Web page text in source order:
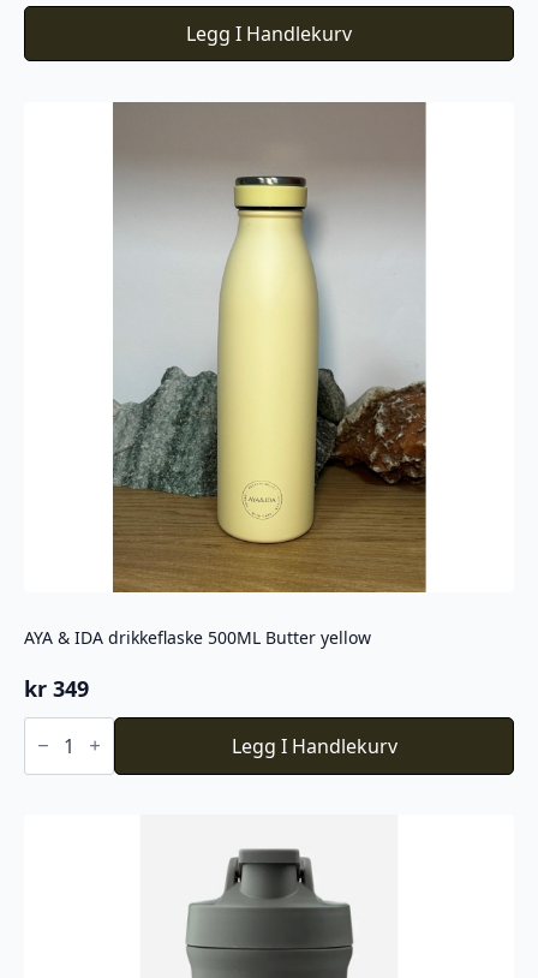
Legg I Handlekurv
AYA & IDA drikkeflaske 500ML Butter yellow
kr 349
AYA
drikkeflaske
Legg I Handlekurv